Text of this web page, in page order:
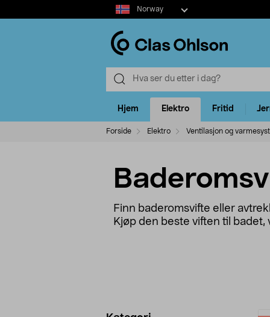
Select
market
Norway
Hjem Elektro Fritid
Forside Elektro Ventilasjon og
Finn baderomsvifte eller
Kjøp den beste viften til